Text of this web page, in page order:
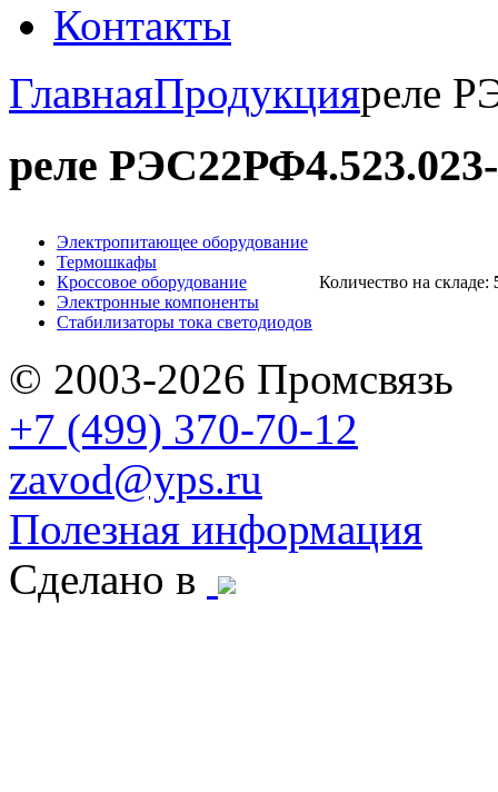
Контакты
ГлавнаяПродукцияреле
реле
Электропитающее оборудование
Термошкафы
Кроссовое оборудование
Электронные компоненты
Стабилизаторы тока светодиодов
Количество на складе:
© 2003-2026 Промсвязь
+7 (499) 370-70-12
zavod@yps.ru
Полезная информация
Сделано в